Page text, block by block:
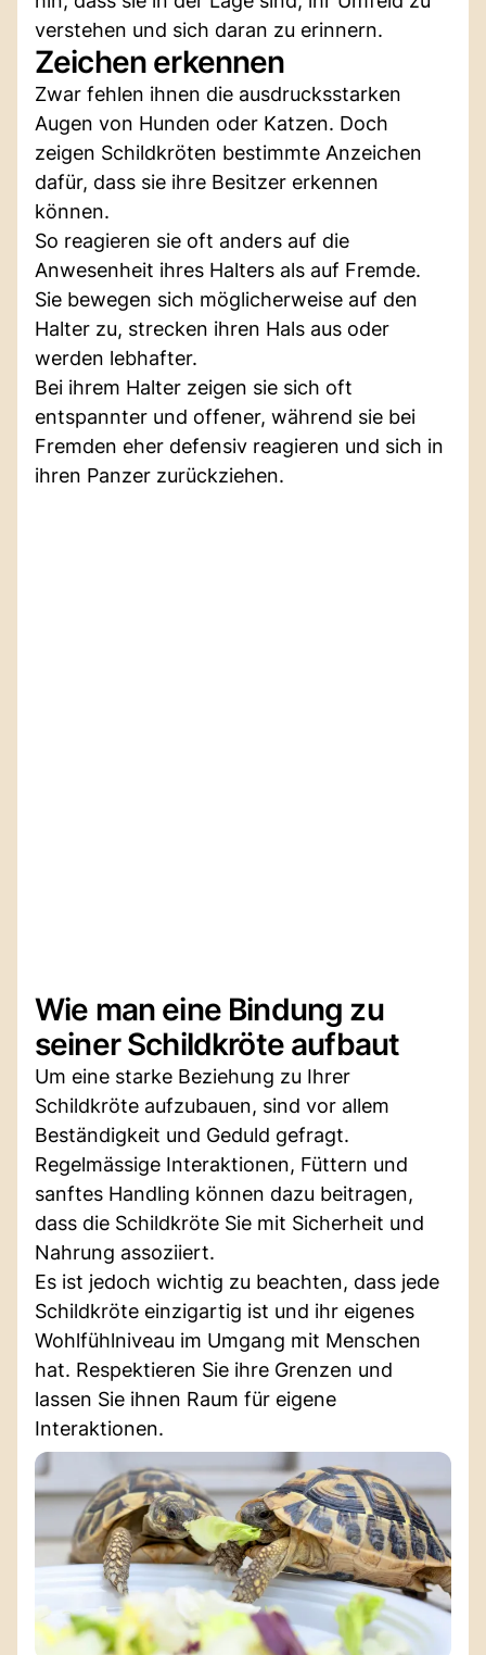
verstehen und sich daran zu erinnern.
Zeichen erkennen
Zwar fehlen ihnen die ausdrucksstarken
Augen von Hunden oder Katzen. Doch
zeigen Schildkröten bestimmte Anzeichen
dafür, dass sie ihre Besitzer erkennen
können.
So reagieren sie oft anders auf die
Anwesenheit ihres Halters als auf Fremde.
Sie bewegen sich möglicherweise auf den
Halter zu, strecken ihren Hals aus oder
werden lebhafter.
Bei ihrem Halter zeigen sie sich oft
entspannter und offener, während sie bei
Fremden eher defensiv reagieren und sich in
ihren Panzer zurückziehen.
Wie man eine Bindung zu
seiner Schildkröte aufbaut
Um eine starke Beziehung zu Ihrer
Schildkröte aufzubauen, sind vor allem
Beständigkeit und Geduld gefragt.
Regelmässige Interaktionen, Füttern und
sanftes Handling können dazu beitragen,
dass die Schildkröte Sie mit Sicherheit und
Nahrung assoziiert.
Es ist jedoch wichtig zu beachten, dass jede
Schildkröte einzigartig ist und ihr eigenes
Wohlfühlniveau im Umgang mit Menschen
hat. Respektieren Sie ihre Grenzen und
lassen Sie ihnen Raum für eigene
Interaktionen.